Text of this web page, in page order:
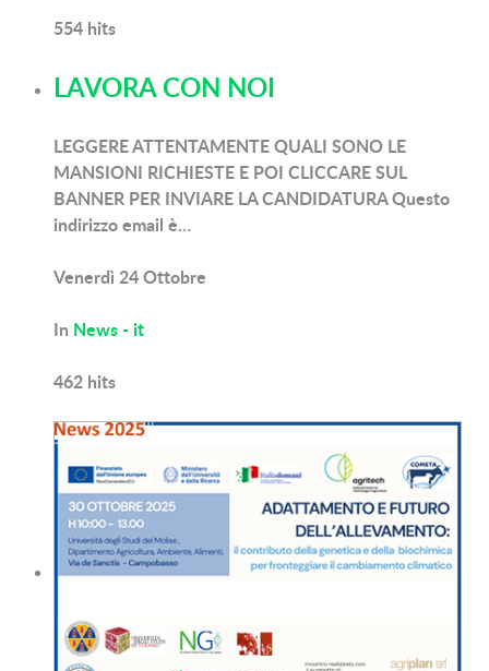
554 hits
LAVORA CON NOI
LEGGERE ATTENTAMENTE QUALI SONO LE
MANSIONI RICHIESTE E POI CLICCARE SUL
BANNER PER INVIARE LA CANDIDATURA Questo
indirizzo email è…
Venerdì 24 Ottobre
In News - it
462 hits